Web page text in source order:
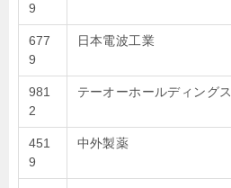
9
677
9
日本電波工業
981
2
テーオーホールディングス
451
9
中外製薬